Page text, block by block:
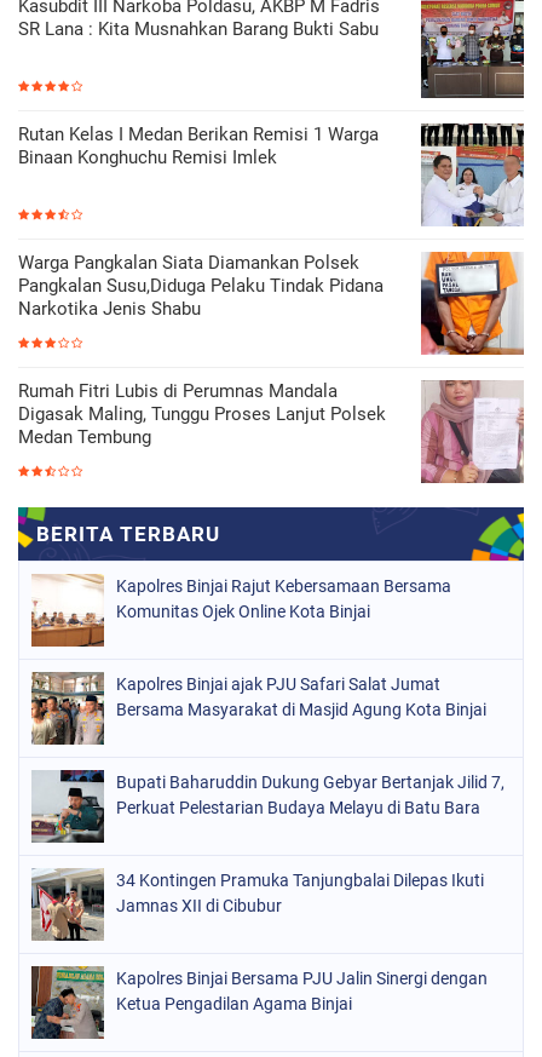
Kasubdit III Narkoba Poldasu, AKBP M Fadris
SR Lana : Kita Musnahkan Barang Bukti Sabu
Rutan Kelas I Medan Berikan Remisi 1 Warga
Binaan Konghuchu Remisi Imlek
Warga Pangkalan Siata Diamankan Polsek
Pangkalan Susu,Diduga Pelaku Tindak Pidana
Narkotika Jenis Shabu
Rumah Fitri Lubis di Perumnas Mandala
Digasak Maling, Tunggu Proses Lanjut Polsek
Medan Tembung
Kapolres Binjai Rajut Kebersamaan Bersama
Komunitas Ojek Online Kota Binjai
Kapolres Binjai ajak PJU Safari Salat Jumat
Bersama Masyarakat di Masjid Agung Kota Binjai
Bupati Baharuddin Dukung Gebyar Bertanjak Jilid 7,
Perkuat Pelestarian Budaya Melayu di Batu Bara
34 Kontingen Pramuka Tanjungbalai Dilepas Ikuti
Jamnas XII di Cibubur
Kapolres Binjai Bersama PJU Jalin Sinergi dengan
Ketua Pengadilan Agama Binjai